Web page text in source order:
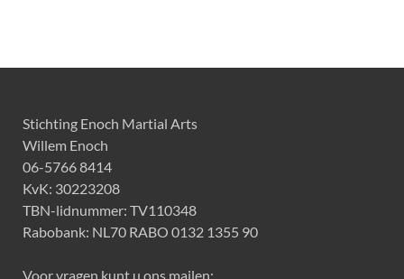
Stichting Enoch Martial Arts
Willem Enoch
06-5766 8414
KvK: 30223208
TBN-lidnummer: TV110348
Rabobank: NL70 RABO 0132 1355 90
Voor vragen kunt u ons mailen: